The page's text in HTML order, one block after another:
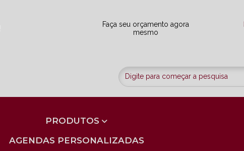
Faça seu orçamento agora
mesmo
PRODUTOS
AGENDAS PERSONALIZADAS